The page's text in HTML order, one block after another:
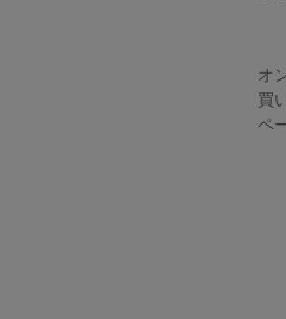
オ
買
ペ